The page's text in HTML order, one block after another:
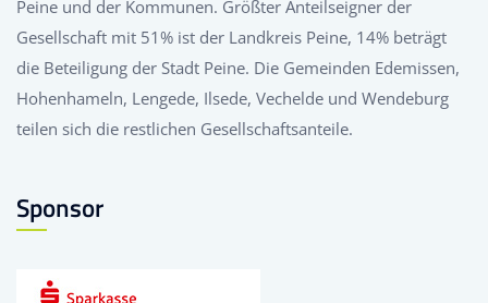
Peine und der Kommunen. Größter Anteilseigner der
Gesellschaft mit 51% ist der Landkreis Peine, 14% beträgt
die Beteiligung der Stadt Peine. Die Gemeinden Edemissen,
Hohenhameln, Lengede, Ilsede, Vechelde und Wendeburg
teilen sich die restlichen Gesellschaftsanteile.
Sponsor